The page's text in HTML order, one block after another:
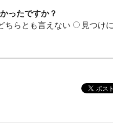
ったですか？
ちらとも言えない
見つけ